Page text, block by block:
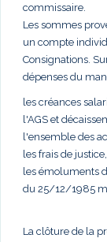
commissaire.
Les sommes
un compte
Consignations.
dépenses du
les créances
l'AGS et
l'ensemble des
les frais de justice,
les émoluments
du 25/12/1985
La clôture de la